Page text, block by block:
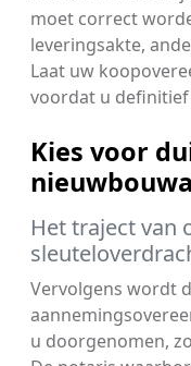
moet correct
leveringsakte,
Laat uw
voordat u
Kies voor
Het traject van
Vervolgens wordt
u doorgenomen,